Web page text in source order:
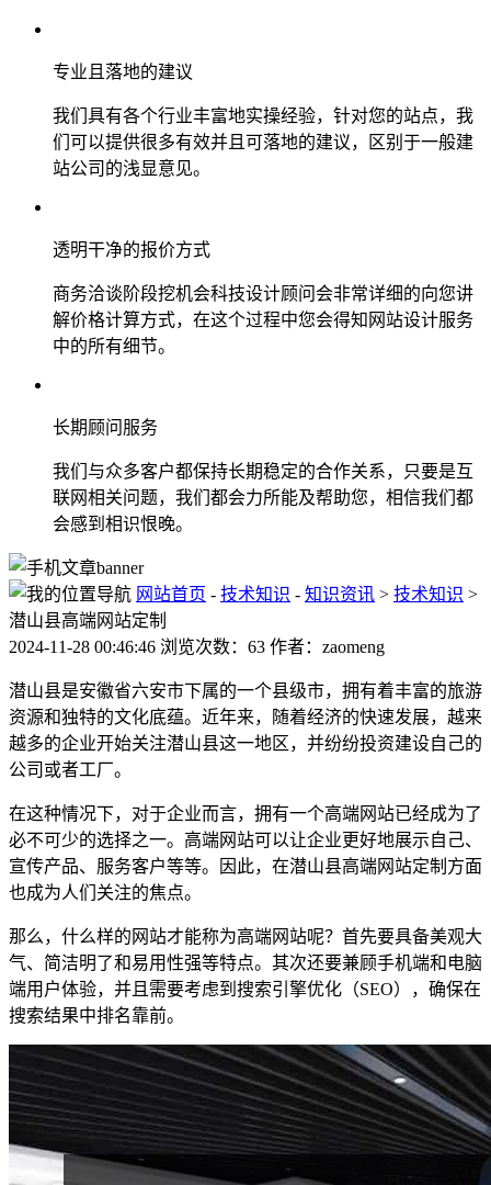
专业且落地的建议
我们具有各个行业丰富地实操经验，针对您的站点，我
们可以提供很多有效并且可落地的建议，区别于一般建
站公司的浅显意见。
透明干净的报价方式
商务洽谈阶段挖机会科技设计顾问会非常详细的向您讲
解价格计算方式，在这个过程中您会得知网站设计服务
中的所有细节。
长期顾问服务
我们与众多客户都保持长期稳定的合作关系，只要是互
联网相关问题，我们都会力所能及帮助您，相信我们都
会感到相识恨晚。
网站首页 - 技术知识 - 知识资讯 > 技术知识 >
潜山县高端网站定制
2024-11-28 00:46:46 浏览次数：63 作者：zaomeng
潜山县是安徽省六安市下属的一个县级市，拥有着丰富的旅游
资源和独特的文化底蕴。近年来，随着经济的快速发展，越来
越多的企业开始关注潜山县这一地区，并纷纷投资建设自己的
公司或者工厂。
在这种情况下，对于企业而言，拥有一个高端网站已经成为了
必不可少的选择之一。高端网站可以让企业更好地展示自己、
宣传产品、服务客户等等。因此，在潜山县高端网站定制方面
也成为人们关注的焦点。
那么，什么样的网站才能称为高端网站呢？首先要具备美观大
气、简洁明了和易用性强等特点。其次还要兼顾手机端和电脑
端用户体验，并且需要考虑到搜索引擎优化（SEO），确保在
搜索结果中排名靠前。